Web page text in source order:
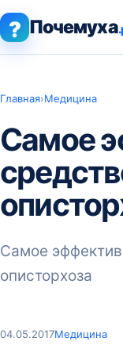
? Почемуха
Главная›Медицина
Самое
Самое
описторхоза
04.05.2017Медицина